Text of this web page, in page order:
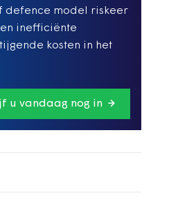
defence model riskeer
inefficiënte
kosten in het
u vandaag nog in